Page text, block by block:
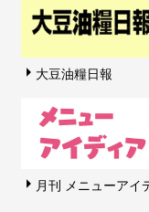
大豆油糧日報
月刊 メニューアイ